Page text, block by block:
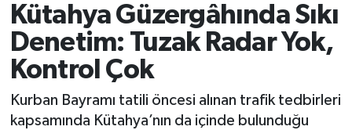
Kütahya Güzergâhında Sıkı
Denetim: Tuzak Radar Yok,
Kontrol Çok
Kurban Bayramı tatili öncesi alınan trafik tedbirleri
kapsamında Kütahya’nın da içinde bulunduğu
Dünya
Eğitim
Ekonomi
Süper Lig Puan Durumu ve Fikstür
Tüm Manşetler
Son Dakika Haberleri